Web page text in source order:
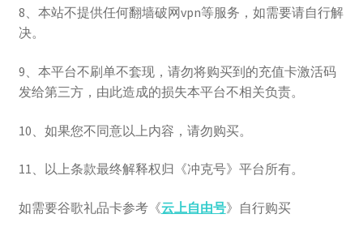
8、本站不提供任何翻墙破网vpn等服务，如需要请自行解
决。
9、本平台不刷单不套现，请勿将购买到的充值卡激活码
发给第三方，由此造成的损失本平台不相关负责。
10、如果您不同意以上内容，请勿购买。
11、以上条款最终解释权归《冲克号》平台所有。
如需要谷歌礼品卡参考《云上自由号》自行购买